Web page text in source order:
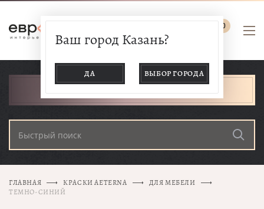
0
Ваш город Казань?
ДА ВЫБОР ГОРОДА
ГЛАВНАЯ КРАСКИ AETERNA
ДЛЯ МЕБЕЛИ
ТЕМНО-СИНИЙ